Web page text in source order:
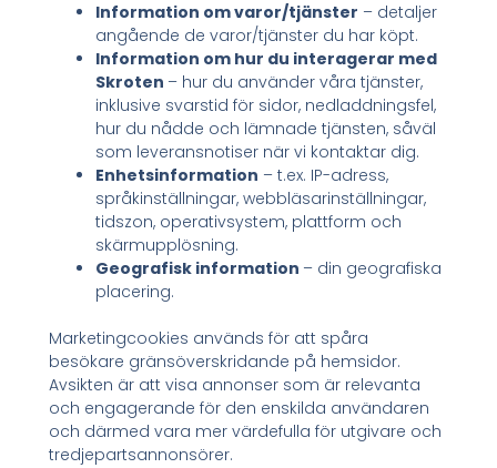
Information om varor/tjänster – detaljer
angående de varor/tjänster du har köpt.
Information om hur du interagerar med
Skroten – hur du använder våra tjänster,
inklusive svarstid för sidor, nedladdningsfel,
hur du nådde och lämnade tjänsten, såväl
som leveransnotiser när vi kontaktar dig.
Enhetsinformation – t.ex. IP-adress,
språkinställningar, webbläsarinställningar,
tidszon, operativsystem, plattform och
skärmupplösning.
Geografisk information – din geografiska
placering.
Marketingcookies används för att spåra
besökare gränsöverskridande på hemsidor.
Avsikten är att visa annonser som är relevanta
och engagerande för den enskilda användaren
och därmed vara mer värdefulla för utgivare och
tredjepartsannonsörer.